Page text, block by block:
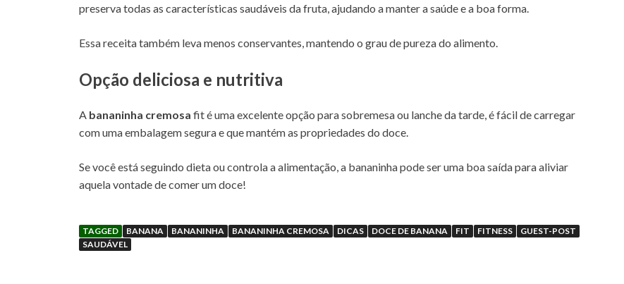
preserva todas as características saudáveis da fruta, ajudando a manter a saúde e a boa forma.
Essa receita também leva menos conservantes, mantendo o grau de pureza do alimento.
Opção deliciosa e nutritiva
A bananinha cremosa fit é uma excelente opção para sobremesa ou lanche da tarde, é fácil de carregar
com uma embalagem segura e que mantém as propriedades do doce.
Se você está seguindo dieta ou controla a alimentação, a bananinha pode ser uma boa saída para aliviar
aquela vontade de comer um doce!
TAGGED BANANA BANANINHA BANANINHA CREMOSA DICAS DOCE DE BANANA FIT FITNESS
GUEST-POST
SAUDÁVEL